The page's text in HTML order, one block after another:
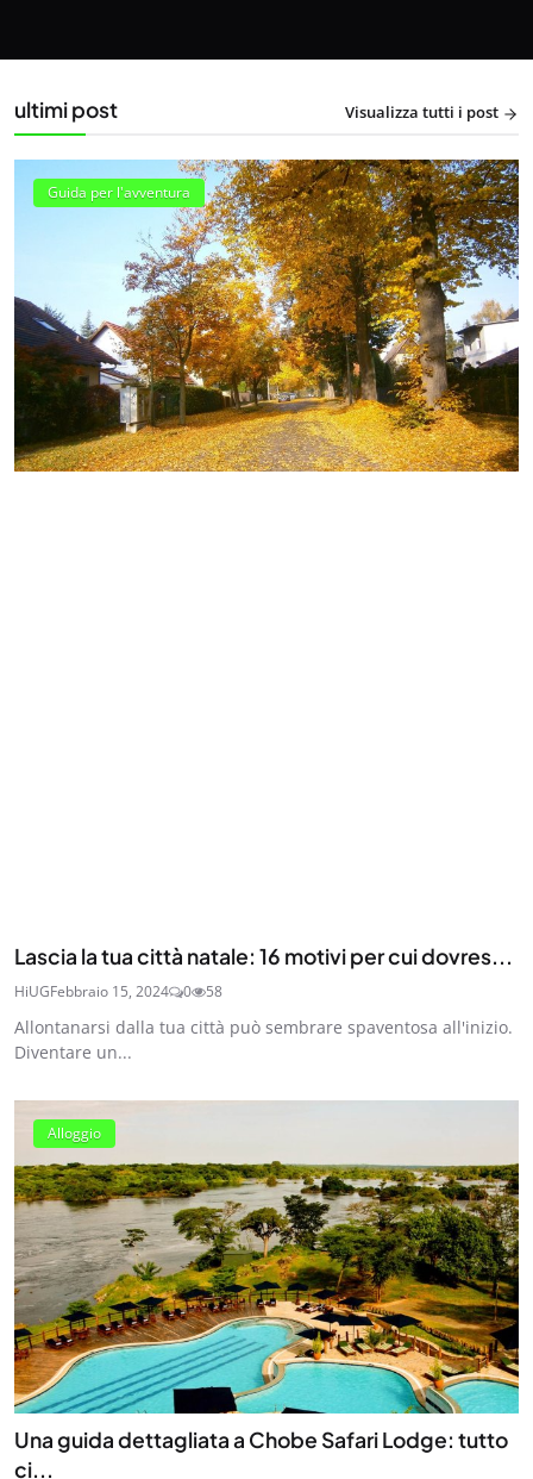
ultimi post Visualizza tutti i post
Guida per l'avventura
Lascia la tua città natale: 16 motivi per cui dovres...
HiUGFebbraio 15, 2024 0 58
Allontanarsi dalla tua città può sembrare spaventosa all'inizio.
Diventare un...
Alloggio
Una guida dettagliata a Chobe Safari Lodge: tutto
ci...